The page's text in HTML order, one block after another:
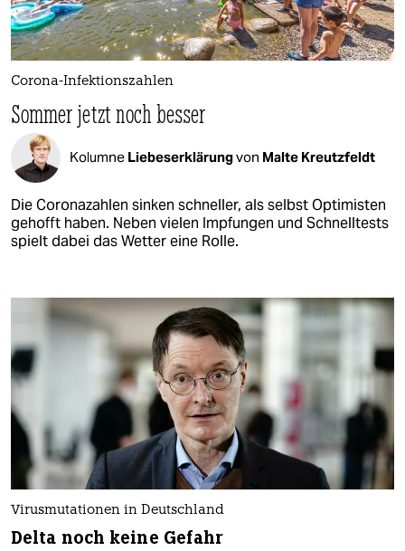
Corona-Infektionszahlen
Sommer jetzt noch besser
Kolumne Liebeserklärungvon Malte Kreutzfeldt
Die Coronazahlen sinken schneller, als selbst Optimisten
gehofft haben. Neben vielen Impfungen und Schnelltests
spielt dabei das Wetter eine Rolle.
Virusmutationen in Deutschland
Delta noch keine Gefahr